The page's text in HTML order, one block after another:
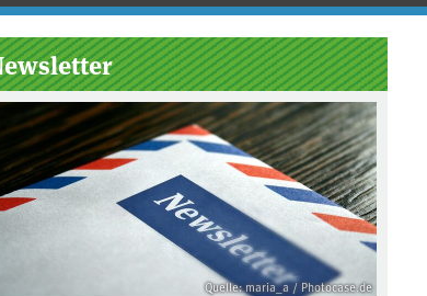
Quelle: maria_a / Photocase.de